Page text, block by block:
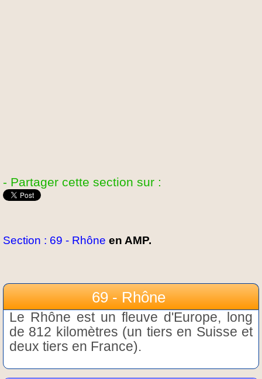
- Partager cette section sur :
Section : 69 - Rhône en AMP.
69 - Rhône
Le Rhône est un fleuve d'Europe, long
de 812 kilomètres (un tiers en Suisse et
deux tiers en France).